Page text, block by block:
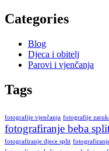
Categories
Blog
Djeca i obitelj
Parovi i vjenčanja
Tags
fotografije vjenčanja fotografije
fotografiranje beba
fotografiranje djece split